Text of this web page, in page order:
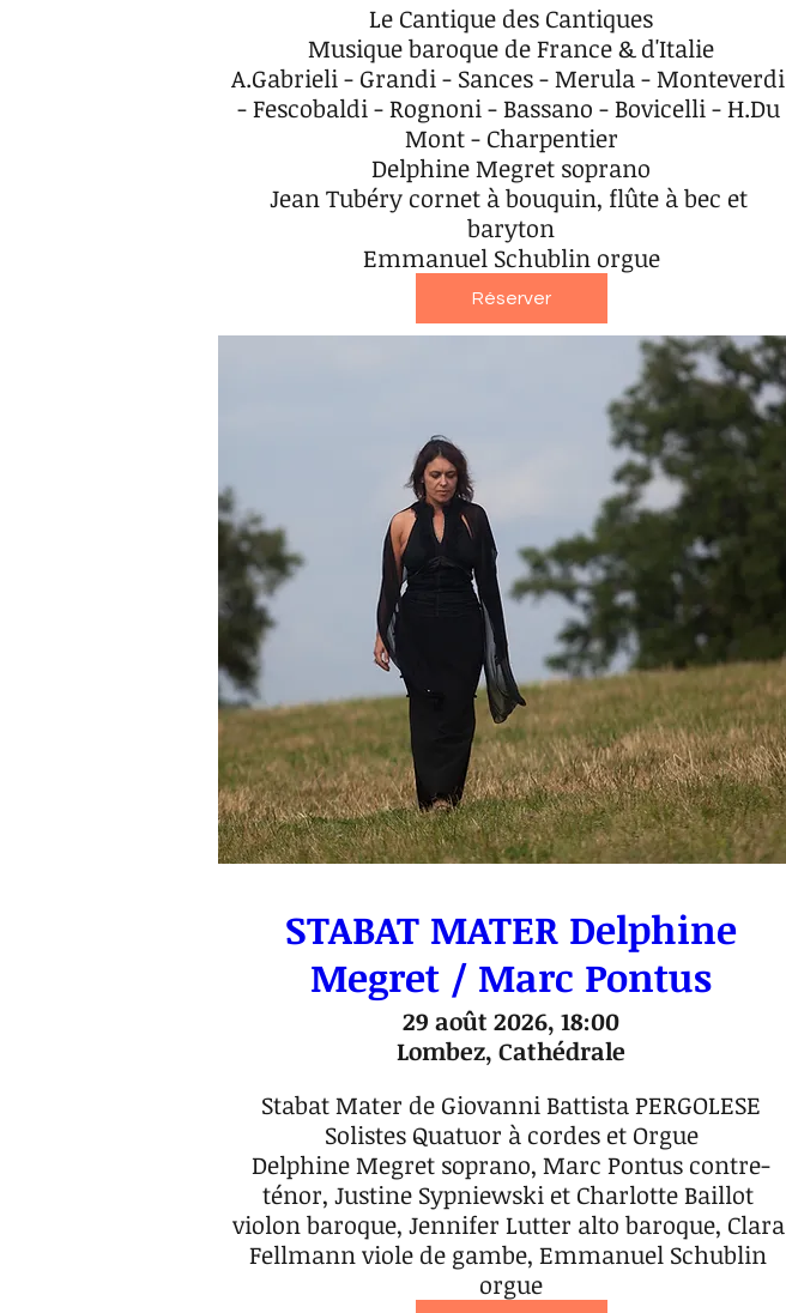
Le Cantique des Cantiques
Musique baroque de France & d'Italie
A.Gabrieli - Grandi - Sances - Merula - Monteverdi
- Fescobaldi - Rognoni - Bassano - Bovicelli - H.Du
Mont - Charpentier
Delphine Megret soprano
Jean Tubéry cornet à bouquin, flûte à bec et
baryton
Emmanuel Schublin orgue
Réserver
STABAT MATER Delphine
Megret / Marc Pontus
29 août 2026, 18:00
Lombez, Cathédrale
Stabat Mater de Giovanni Battista PERGOLESE
Solistes Quatuor à cordes et Orgue
Delphine Megret soprano, Marc Pontus contre-
ténor, Justine Sypniewski et Charlotte Baillot
violon baroque, Jennifer Lutter alto baroque, Clara
Fellmann viole de gambe, Emmanuel Schublin
orgue